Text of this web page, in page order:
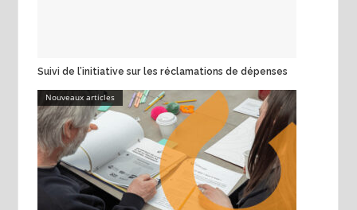
Suivi de l’initiative sur les réclamations de dépenses
Nouveaux articles